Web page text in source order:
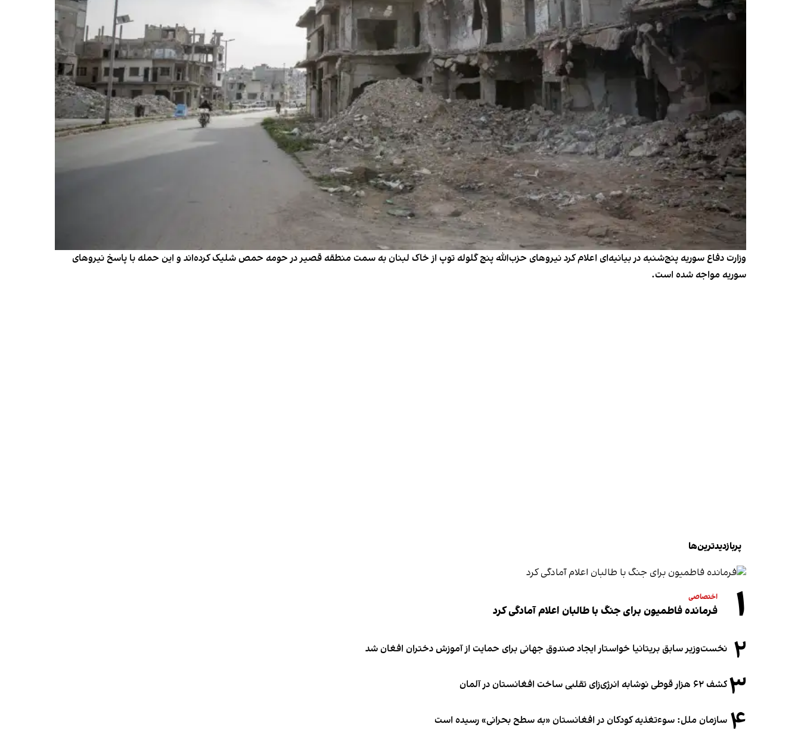
وزارت دفاع سوریه پنج‌شنبه در بیانیه‌ای اعلام کرد نیروهای حزب‌الله پنج گلوله توپ از خاک لبنان به سمت منطقه قصیر در حومه حمص شلیک کرده‌اند و این حمله با پاسخ نیروهای
سوریه مواجه شده است.
پربازدیدترین‌ها
۱ اختصاصی
فرمانده فاطمیون برای جنگ با طالبان اعلام آمادگی کرد
۲ نخست‌وزیر سابق بریتانیا خواستار ایجاد صندوق جهانی برای حمایت از آموزش دختران افغان شد
۳کشف ۶۲ هزار قوطی نوشابه انرژی‌زای تقلبی ساخت افغانستان در آلمان
۴ سازمان ملل: سوء‌تغذیه کودکان در افغانستان «به سطح بحرانی» رسیده است